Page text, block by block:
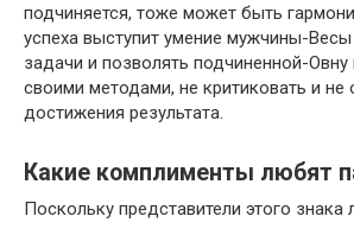
подчиняется, тоже может быть
успеха выступит умение мужчины-Весы
задачи и позволять подчиненной-Овну
своими методами, не критиковать и не
достижения результата.
Какие комплименты любят
Поскольку представители этого знака